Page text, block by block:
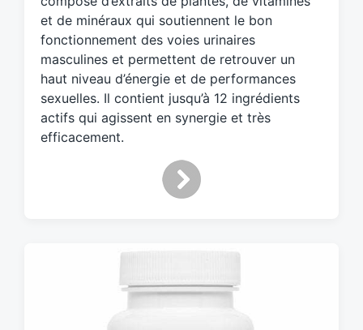
i
t
h
et de minéraux qui soutiennent le bon
fonctionnement des voies urinaires
masculines et permettent de retrouver un
haut niveau d’énergie et de performances
sexuelles. Il contient jusqu’à 12 ingrédients
actifs qui agissent en synergie et très
efficacement.